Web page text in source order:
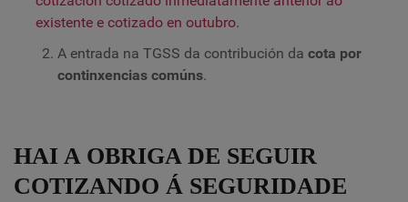
existente e cotizado en outubro.
A entrada na TGSS da contribución da cota por
continxencias comúns.
HAI A OBRIGA DE SEGUIR
COTIZANDO Á SEGURIDADE